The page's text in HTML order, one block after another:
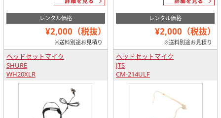
レンタル価格
¥2,000（税抜）
※送料別途お見積り
レンタル価格
¥2,000（税抜）
※送料別途お見積り
ヘッドセットマイク
SHURE
WH20XLR
ヘッドセットマイク
JTS
CM-214ULF